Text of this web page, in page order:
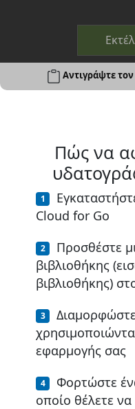
Αντιγράψτε
Πώς να
Cloud for Go
Προσθέστε
βιβλιοθήκης
βιβλιοθήκης)
εφαρμογής σας
Φορτώστε
οποίο θέλετε